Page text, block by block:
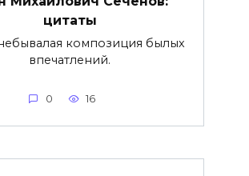
цитаты
композиция былых
впечатлений.
0 16